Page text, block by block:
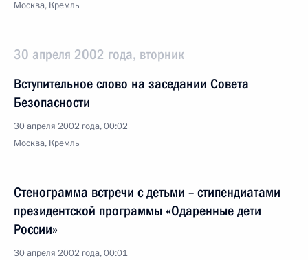
Москва, Кремль
30 апреля 2002 года, вторник
Вступительное слово на заседании Совета
Безопасности
30 апреля 2002 года, 00:02
Москва, Кремль
Стенограмма встречи с детьми – стипендиатами
президентской программы «Одаренные дети
России»
30 апреля 2002 года, 00:01